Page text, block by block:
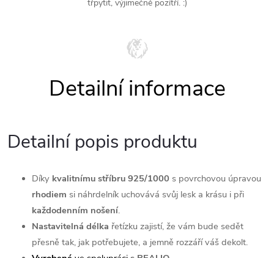
třpytit, výjimečně pozítří. :)
Detailní popis produktu
Díky kvalitnímu stříbru 925/1000 s povrchovou úpravou
rhodiem si náhrdelník uchovává svůj lesk a krásu i při
každodenním nošení.
Nastavitelná délka řetízku zajistí, že vám bude sedět
přesně tak, jak potřebujete, a jemně rozzáří váš dekolt.